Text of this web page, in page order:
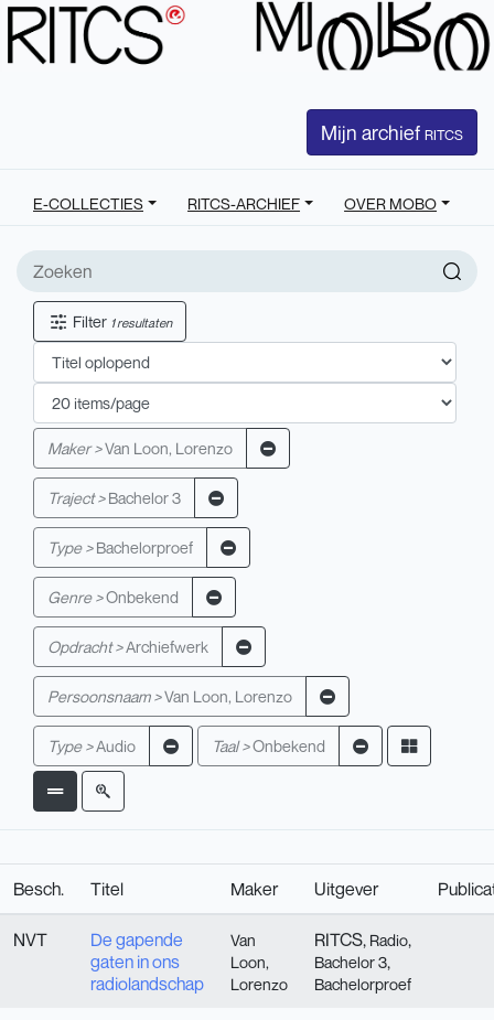
Mijn archief RITCS
E-COLLECTIES RITCS-ARCHIEF OVER MOBO
Filter 1 resultaten
Maker >Van Loon, Lorenzo
Traject > Bachelor 3
Type > Bachelorproef
Genre >Onbekend
Opdracht >Archiefwerk
Persoonsnaam >Van Loon, Lorenzo
Type >Audio Taal >Onbekend
Besch. Titel Maker Uitgever
NVT
De gapende
gaten in ons
radiolandschap
Van
Loon,
Lorenzo
RITCS, Radio,
Bachelor 3,
Bachelorproef